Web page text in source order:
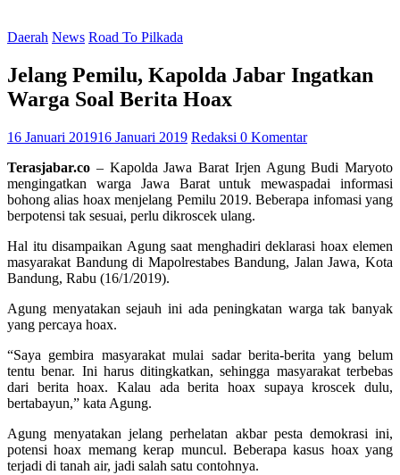
Daerah News Road To Pilkada
Jelang Pemilu, Kapolda Jabar Ingatkan
Warga Soal Berita Hoax
16 Januari 201916 Januari 2019 Redaksi 0 Komentar
Terasjabar.co – Kapolda Jawa Barat Irjen Agung Budi Maryoto
mengingatkan warga Jawa Barat untuk mewaspadai informasi
bohong alias hoax menjelang Pemilu 2019. Beberapa infomasi yang
berpotensi tak sesuai, perlu dikroscek ulang.
Hal itu disampaikan Agung saat menghadiri deklarasi hoax elemen
masyarakat Bandung di Mapolrestabes Bandung, Jalan Jawa, Kota
Bandung, Rabu (16/1/2019).
Agung menyatakan sejauh ini ada peningkatan warga tak banyak
yang percaya hoax.
“Saya gembira masyarakat mulai sadar berita-berita yang belum
tentu benar. Ini harus ditingkatkan, sehingga masyarakat terbebas
dari berita hoax. Kalau ada berita hoax supaya kroscek dulu,
bertabayun,” kata Agung.
Agung menyatakan jelang perhelatan akbar pesta demokrasi ini,
potensi hoax memang kerap muncul. Beberapa kasus hoax yang
terjadi di tanah air, jadi salah satu contohnya.